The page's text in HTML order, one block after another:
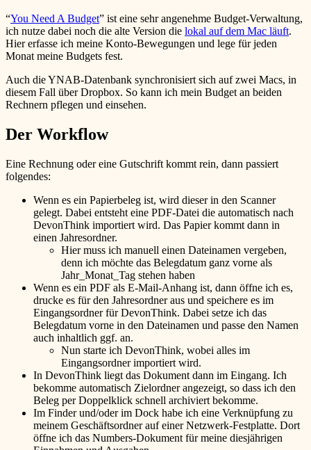
“You Need A Budget” ist eine sehr angenehme Budget-Verwaltung,
ich nutze dabei noch die alte Version die lokal auf dem Mac läuft.
Hier erfasse ich meine Konto-Bewegungen und lege für jeden
Monat meine Budgets fest.
Auch die YNAB-Datenbank synchronisiert sich auf zwei Macs, in
diesem Fall über Dropbox. So kann ich mein Budget an beiden
Rechnern pflegen und einsehen.
Der Workflow
Eine Rechnung oder eine Gutschrift kommt rein, dann passiert
folgendes:
Wenn es ein Papierbeleg ist, wird dieser in den Scanner
gelegt. Dabei entsteht eine PDF-Datei die automatisch nach
DevonThink importiert wird. Das Papier kommt dann in
einen Jahresordner.
Hier muss ich manuell einen Dateinamen vergeben,
denn ich möchte das Belegdatum ganz vorne als
Jahr_Monat_Tag stehen haben
Wenn es ein PDF als E-Mail-Anhang ist, dann öffne ich es,
drucke es für den Jahresordner aus und speichere es im
Eingangsordner für DevonThink. Dabei setze ich das
Belegdatum vorne in den Dateinamen und passe den Namen
auch inhaltlich ggf. an.
Nun starte ich DevonThink, wobei alles im
Eingangsordner importiert wird.
In DevonThink liegt das Dokument dann im Eingang. Ich
bekomme automatisch Zielordner angezeigt, so dass ich den
Beleg per Doppelklick schnell archiviert bekomme.
Im Finder und/oder im Dock habe ich eine Verknüpfung zu
meinem Geschäftsordner auf einer Netzwerk-Festplatte. Dort
öffne ich das Numbers-Dokument für meine diesjährigen